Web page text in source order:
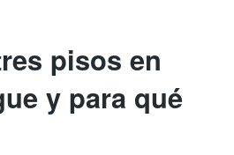
pisos en
y para qué